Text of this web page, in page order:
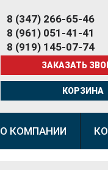
8 (347) 266-65-46
8 (961) 051-41-41
8 (919) 145-07-74
ЗАКАЗАТЬ
КОРЗИНА
О КОМПАНИИ